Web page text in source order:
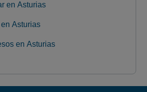
en Asturias
Asturias
en Asturias